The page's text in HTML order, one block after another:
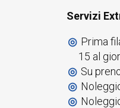
Servizi
Prima
15 al
Su